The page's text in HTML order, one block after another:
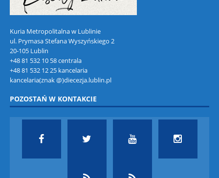
Kuria Metropolitalna w Lublinie
ul. Prymasa Stefana Wyszyńskiego 2
20-105 Lublin
+48 81 532 10 58 centrala
+48 81 532 12 25 kancelaria
kancelaria(znak @)diecezja.lublin.pl
POZOSTAŃ W KONTAKCIE